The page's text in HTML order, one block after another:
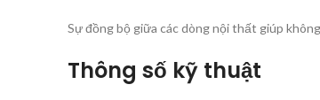
Sự đồng bộ giữa các dòng nội thất giúp
Thông số kỹ thuật